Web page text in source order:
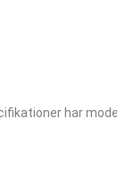
har